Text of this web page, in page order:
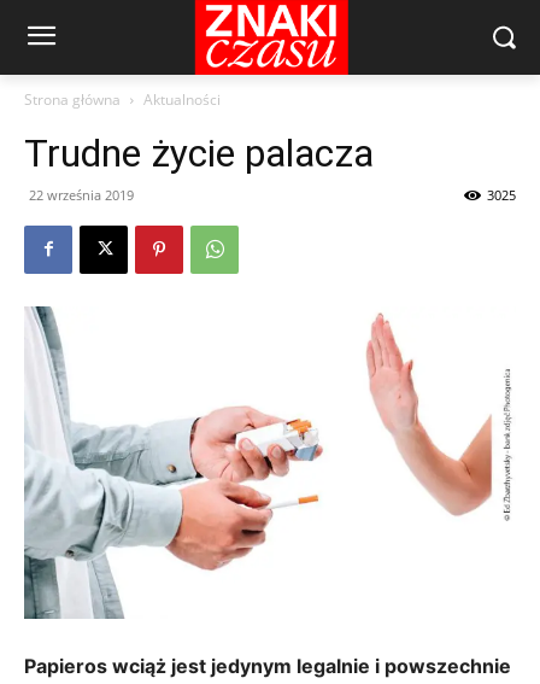
Strona główna Aktualności
Trudne życie palacza
22 września 2019 3025
Papieros wciąż jest jedynym legalnie i powszechnie